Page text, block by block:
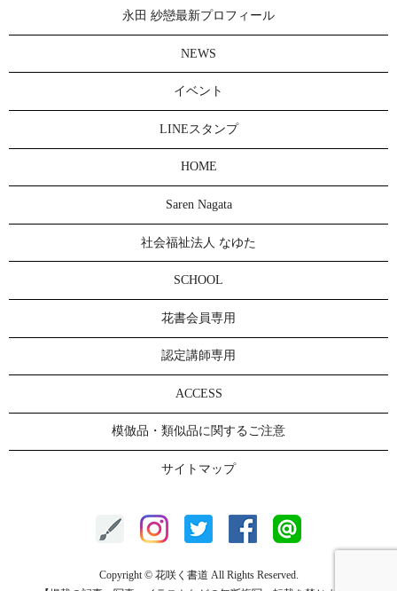
永田 紗戀最新プロフィール
NEWS
イベント
LINEスタンプ
HOME
Saren Nagata
社会福祉法人 なゆた
SCHOOL
花書会員専用
認定講師専用
ACCESS
模倣品・類似品に関するご注意
サイトマップ
Copyright © 花咲く書道 All Rights Reserved.